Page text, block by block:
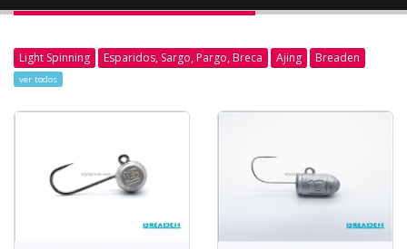
Light Spinning Esparidos, Sargo, Pargo, Breca Ajing Breaden
ver todos